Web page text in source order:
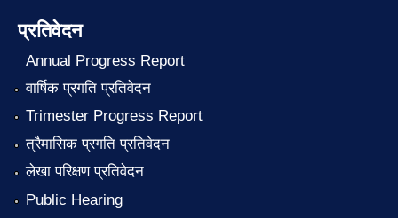
प्रतिवेदन
Annual Progress Report
वार्षिक प्रगति प्रतिवेदन
Trimester Progress Report
त्रैमासिक प्रगति प्रतिवेदन
लेखा परिक्षण प्रतिवेदन
Public Hearing